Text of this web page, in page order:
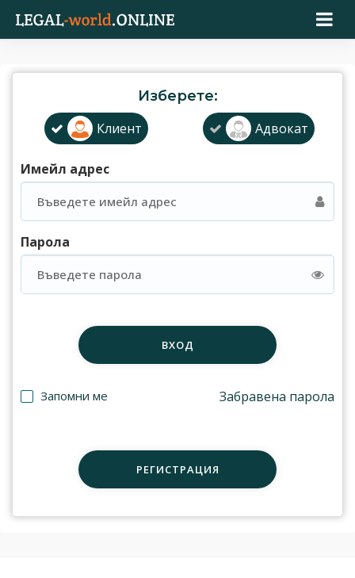
Изберете:
Клиент
Адвокат
Имейл адрес
Парола
ВХОД
Запомни ме Забравена парола
РЕГИСТРАЦИЯ